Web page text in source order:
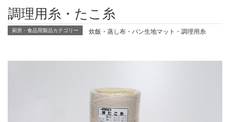
調理用糸・たこ糸
厨房・食品用製品カテゴリー 炊飯・蒸し布・パン生地マット・調理用糸